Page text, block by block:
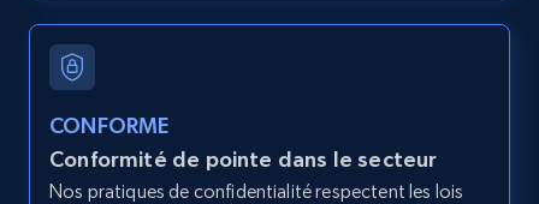
LinkedIn posts - Discover user's articles by
URL
URL, ID, User id, Use url, Title, Headline, Post
text, Date posted, and more.
CONFORME
Conformité de pointe dans le secteur
Nos pratiques de confidentialité respectent les lois